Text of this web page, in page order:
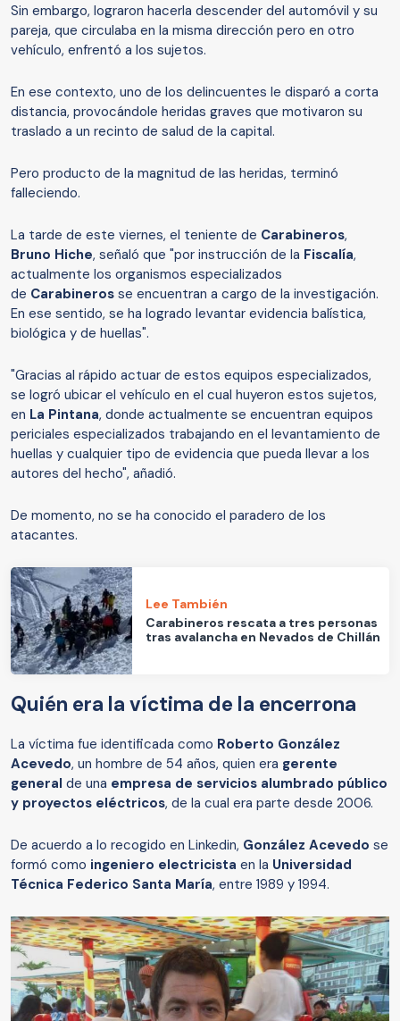
Sin embargo, lograron hacerla descender del automóvil y su
pareja, que circulaba en la misma dirección pero en otro
vehículo, enfrentó a los sujetos.
En ese contexto, uno de los delincuentes le disparó a corta
distancia, provocándole heridas graves que motivaron su
traslado a un recinto de salud de la capital.
Pero producto de la magnitud de las heridas, terminó
falleciendo.
La tarde de este viernes, el teniente de Carabineros,
Bruno Hiche, señaló que "por instrucción de la Fiscalía,
actualmente los organismos especializados
de Carabineros se encuentran a cargo de la investigación.
En ese sentido, se ha logrado levantar evidencia balística,
biológica y de huellas".
"Gracias al rápido actuar de estos equipos especializados,
se logró ubicar el vehículo en el cual huyeron estos sujetos,
en La Pintana, donde actualmente se encuentran equipos
periciales especializados trabajando en el levantamiento de
huellas y cualquier tipo de evidencia que pueda llevar a los
autores del hecho", añadió.
De momento, no se ha conocido el paradero de los
atacantes.
Lee También
Carabineros rescata a tres personas
tras avalancha en Nevados de Chillán
Quién era la víctima de la encerrona
La víctima fue identificada como Roberto González
Acevedo, un hombre de 54 años, quien era gerente
general de una empresa de servicios alumbrado público
y proyectos eléctricos, de la cual era parte desde 2006.
De acuerdo a lo recogido en Linkedin, González Acevedo se
formó como ingeniero electricista en la Universidad
Técnica Federico Santa María, entre 1989 y 1994.